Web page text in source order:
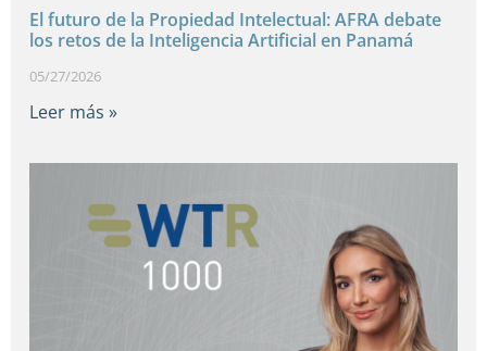
El futuro de la Propiedad Intelectual: AFRA debate
los retos de la Inteligencia Artificial en Panamá
05/27/2026
Leer más »